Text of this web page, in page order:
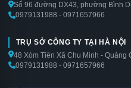
Số 96 đường DX43, phường Bình
0979131988 - 0971657966
TRỤ SỞ CÔNG TY TẠI HÀ NỘI
48 Xóm Tiên Xã Chu Minh - Quảng
0979131988 - 0971657966